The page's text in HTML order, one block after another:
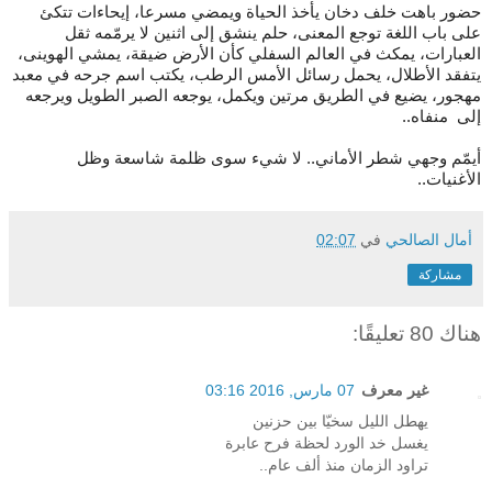
حضور باهت خلف دخان يأخذ الحياة ويمضي مسرعا، إيحاءات تتكئ
على باب اللغة توجع المعنى، حلم ينشق إلى اثنين لا يرمّمه ثقل
العبارات، يمكث في العالم السفلي كأن الأرض ضيقة، يمشي الهوينى،
يتفقد الأطلال، يحمل رسائل الأمس الرطب، يكتب اسم جرحه في معبد
مهجور، يضيع في الطريق مرتين ويكمل، يوجعه الصبر الطويل ويرجعه
إلى منفاه..
أيمّم وجهي شطر الأماني.. لا شيء سوى ظلمة شاسعة وظل
الأغنيات..
أمال الصالحي في 02:07
مشاركة
هناك 80 تعليقًا:
غير معرف 07 مارس, 2016 03:16
يهطل الليل سخيّا بين حزنين
يغسل خد الورد لحظة فرح عابرة
تراود الزمان منذ ألف عام..